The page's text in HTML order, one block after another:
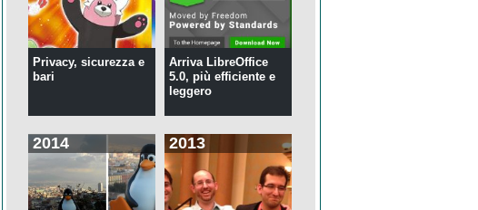
Privacy, sicurezza e
bari
Arriva LibreOffice
5.0, più efficiente e
leggero
2014 2013